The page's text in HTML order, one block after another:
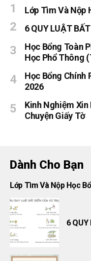
Lớp Tìm Và Nộp
6 QUY LUẬT
Học Bổng Toàn
Học Phổ Thông
Học Bổng Chính
2026
Kinh Nghiệm Xin
Chuyện Giấy Tờ
Dành Cho Bạn
Lớp Tìm Và Nộp Học
6 QUY